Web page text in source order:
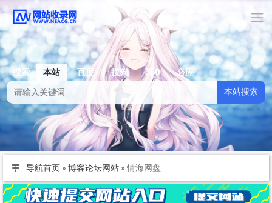
搜索 本站 百度 搜狗 360
必应
本站搜索
导航首页 » 博客论坛网站 » 情海网盘